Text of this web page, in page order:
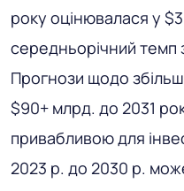
року оцінювалася у
середньорічний темп
Прогнози щодо
$90+ млрд. до 2031
привабливою для
2023 р. до 2030 р.